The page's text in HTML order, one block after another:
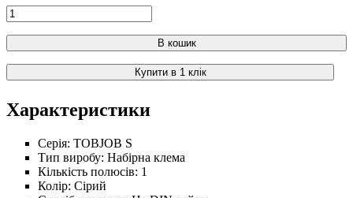
В кошик
Купити в 1 клік
Характеристики
Серія: TOBJOB S
Тип виробу: Набірна клема
Кількість полюсів: 1
Колір: Сірий